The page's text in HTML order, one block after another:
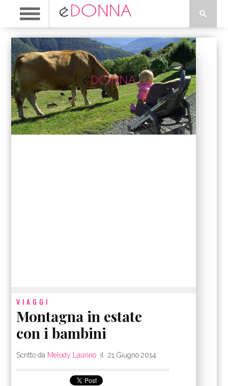
VIAGGI
Montagna in estate
con i bambini
Scritto da Melody Laurino il21 Giugno 2014